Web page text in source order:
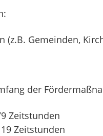
(z.B. Gemeinden,
der
Zeitstunden
Zeitstunden